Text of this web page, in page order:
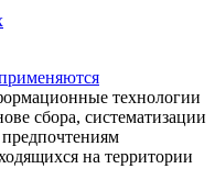
технологии
сбора, систематизации
на территории